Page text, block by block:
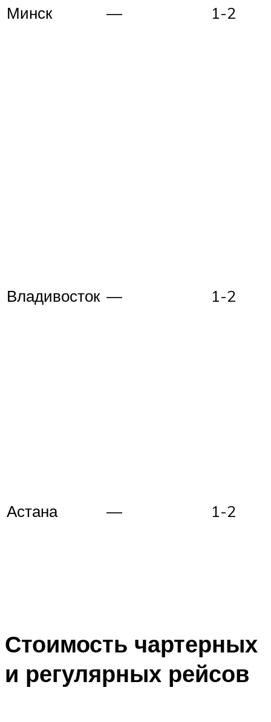
Минск — 1-2
Владивосток — 1-2
Астана — 1-2
Стоимость чартерных
и регулярных рейсов